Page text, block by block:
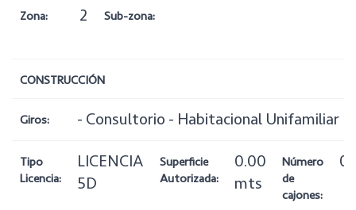
Zona: 2 Sub-zona:
CONSTRUCCIÓN
Giros: - Consultorio - Habitacional Unifamiliar
Tipo
Licencia:
LICENCIA
5D
Superficie
Autorizada:
0.00
mts
Número
de
cajones:
0